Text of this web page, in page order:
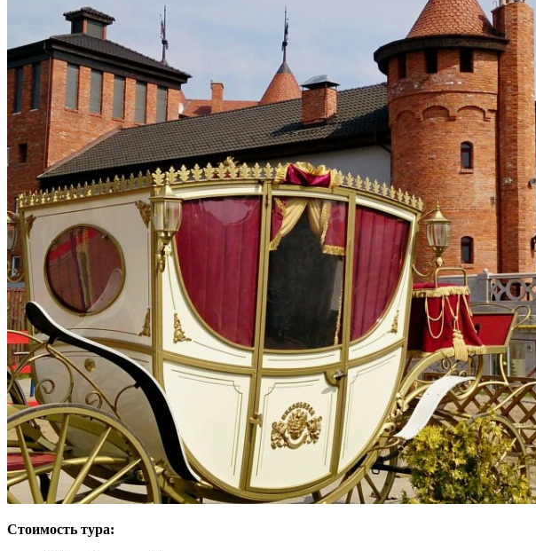
Стоимость тура: